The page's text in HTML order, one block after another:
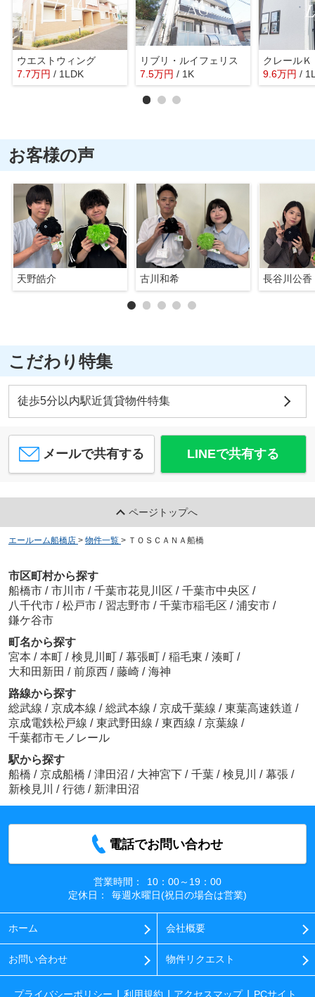
ウエストウィング
7.7万円 / 1LDK
リブリ・ルイフェリス
7.5万円 / 1K
クレール
9.6万円 /
お客様の声
天野皓介 古川和希 長谷川公香
こだわり特集
徒歩5分以内駅近賃貸物件特集
メールで共有する LINEで共有する
ページトップへ
エールーム船橋店 > 物件一覧 > ＴＯＳＣＡＮＡ船橋
市区町村から探す
船橋市 / 市川市 / 千葉市花見川区 / 千葉市中央区 /
八千代市 / 松戸市 / 習志野市 / 千葉市稲毛区 / 浦安市 /
鎌ケ谷市
町名から探す
宮本 / 本町 / 検見川町 / 幕張町 / 稲毛東 / 湊町 /
大和田新田 / 前原西 / 藤崎 / 海神
路線から探す
総武線 / 京成本線 / 総武本線 / 京成千葉線 / 東葉高速鉄道 /
京成電鉄松戸線 / 東武野田線 / 東西線 / 京葉線 /
千葉都市モノレール
駅から探す
船橋 / 京成船橋 / 津田沼 / 大神宮下 / 千葉 / 検見川 / 幕張 /
新検見川
/ 行徳 / 新津田沼
電話でお問い合わせ
営業時間：
10：00～19：00
定休日：
毎週水曜日(祝日の場合は営業)
ホーム 会社概要
お問い合わせ 物件リクエスト
プライバシーポリシー 利用規約 アクセスマップ PCサイト